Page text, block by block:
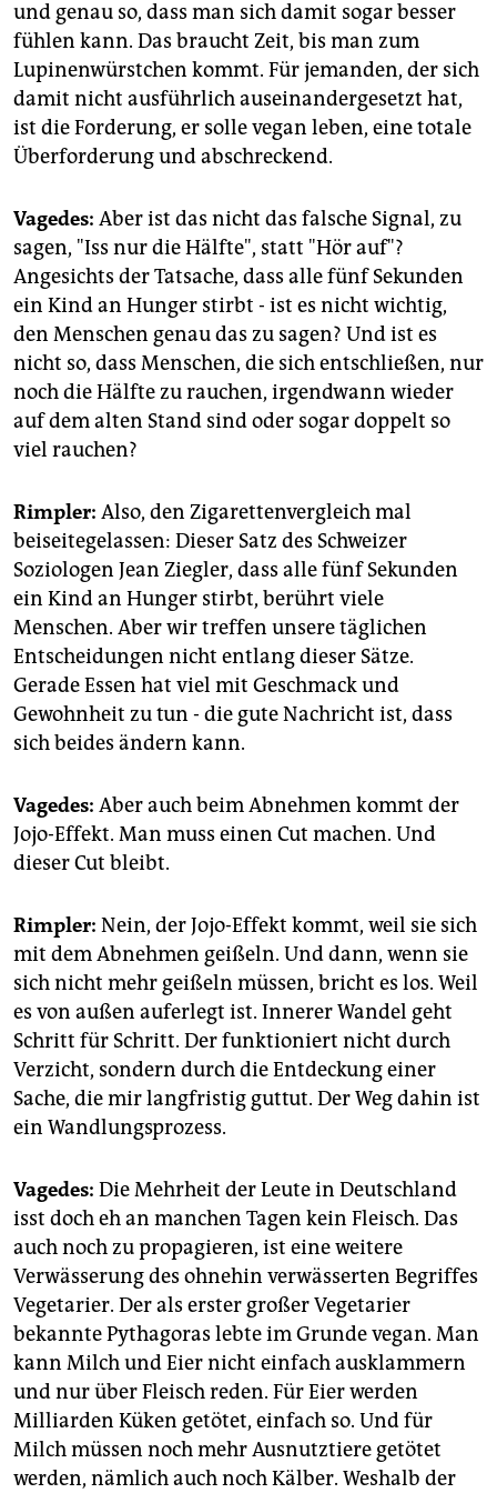
und genau so, dass man sich damit sogar besser
fühlen kann. Das braucht Zeit, bis man zum
Lupinenwürstchen kommt. Für jemanden, der sich
damit nicht ausführlich auseinandergesetzt hat,
ist die Forderung, er solle vegan leben, eine totale
Überforderung und abschreckend.
Vagedes: Aber ist das nicht das falsche Signal, zu
sagen, "Iss nur die Hälfte", statt "Hör auf"?
Angesichts der Tatsache, dass alle fünf Sekunden
ein Kind an Hunger stirbt - ist es nicht wichtig,
den Menschen genau das zu sagen? Und ist es
nicht so, dass Menschen, die sich entschließen, nur
noch die Hälfte zu rauchen, irgendwann wieder
auf dem alten Stand sind oder sogar doppelt so
viel rauchen?
Rimpler: Also, den Zigarettenvergleich mal
beiseitegelassen: Dieser Satz des Schweizer
Soziologen Jean Ziegler, dass alle fünf Sekunden
ein Kind an Hunger stirbt, berührt viele
Menschen. Aber wir treffen unsere täglichen
Entscheidungen nicht entlang dieser Sätze.
Gerade Essen hat viel mit Geschmack und
Gewohnheit zu tun - die gute Nachricht ist, dass
sich beides ändern kann.
Vagedes: Aber auch beim Abnehmen kommt der
Jojo-Effekt. Man muss einen Cut machen. Und
dieser Cut bleibt.
Rimpler: Nein, der Jojo-Effekt kommt, weil sie sich
mit dem Abnehmen geißeln. Und dann, wenn sie
sich nicht mehr geißeln müssen, bricht es los. Weil
es von außen auferlegt ist. Innerer Wandel geht
Schritt für Schritt. Der funktioniert nicht durch
Verzicht, sondern durch die Entdeckung einer
Sache, die mir langfristig guttut. Der Weg dahin ist
ein Wandlungsprozess.
Vagedes: Die Mehrheit der Leute in Deutschland
isst doch eh an manchen Tagen kein Fleisch. Das
auch noch zu propagieren, ist eine weitere
Verwässerung des ohnehin verwässerten Begriffes
Vegetarier. Der als erster großer Vegetarier
bekannte Pythagoras lebte im Grunde vegan. Man
kann Milch und Eier nicht einfach ausklammern
und nur über Fleisch reden. Für Eier werden
Milliarden Küken getötet, einfach so. Und für
Milch müssen noch mehr Ausnutztiere getötet
werden, nämlich auch noch Kälber. Weshalb der